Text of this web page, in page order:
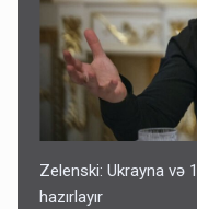
Zelenski: Ukrayna və
hazırlayır